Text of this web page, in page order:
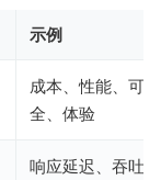
示例
成本、性能、可
全、体验
响应延迟、吞吐